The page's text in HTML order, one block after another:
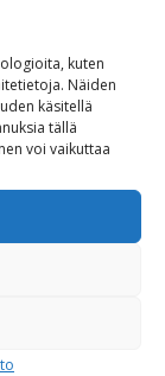
kuten
Näiden
käsitellä
tällä
voi vaikuttaa